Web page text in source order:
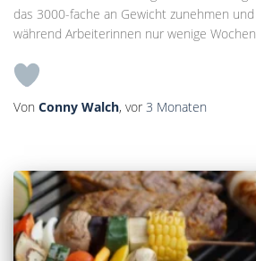
das 3000-fache an Gewicht zunehmen
während Arbeiterinnen nur wenige
Von Conny Walch, vor 3 Monaten